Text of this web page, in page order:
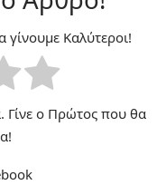
γίνουμε Καλύτεροι!
Γίνε ο Πρώτος που θα